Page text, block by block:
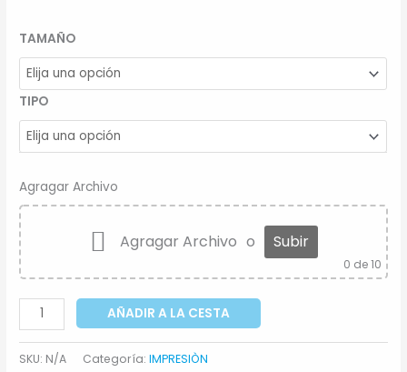
TAMAÑO
TIPO
Agragar Archivo
Agragar Archivo o Subir
0 de 10
AÑADIR A LA CESTA
SKU: N/A Categoría:IMPRESIÒN